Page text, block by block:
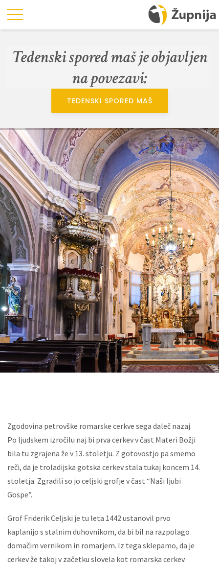
Tedenski spored maš je objavljen
na povezavi:
TEDENSKI SPORED MAŠ
Zgodovina petrovške romarske cerkve sega daleč nazaj.
Po ljudskem izročilu naj bi prva cerkev v čast Materi Božji
bila tu zgrajena že v 13. stoletju. Z gotovostjo pa smemo
reči, da je troladijska gotska cerkev stala tukaj koncem 14.
stoletja. Zgradili so jo celjski grofje v čast “Naši ljubi
Gospe”.
Grof Friderik Celjski je tu leta 1442 ustanovil prvo
kaplanijo s stalnim duhovnikom, da bi bil na razpolago
domačim vernikom in romarjem. Iz tega sklepamo, da je
cerkev že takoj v začetku slovela kot romarska cerkev.